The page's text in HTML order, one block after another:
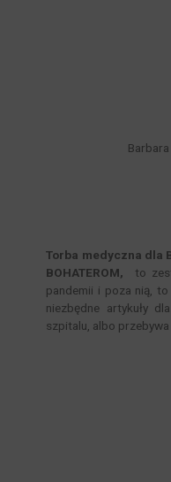
Torba medyczna dla
BOHATEROM, to
pandemii i poza nią,
niezbędne artykuły
szpitalu, albo